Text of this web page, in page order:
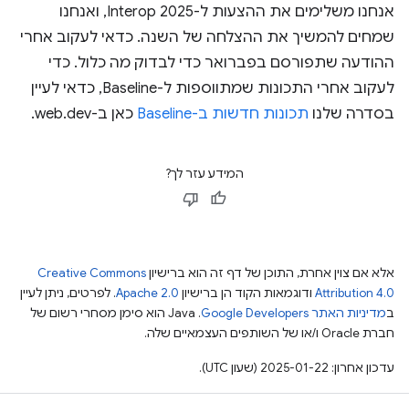
אנחנו משלימים את ההצעות ל-Interop 2025, ואנחנו
שמחים להמשיך את ההצלחה של השנה. כדאי לעקוב אחרי
ההודעה שתפורסם בפברואר כדי לבדוק מה כלול. כדי
לעקוב אחרי התכונות שמתווספות ל-Baseline, כדאי לעיין
בסדרה שלנו תכונות חדשות ב-Baseline כאן ב-web.dev.
המידע עזר לך?
אלא אם צוין אחרת, התוכן של דף זה הוא ברישיוןCreative Commons
Attribution 4.0 ודוגמאות הקוד הן ברישיון Apache 2.0. לפרטים, ניתן לעיין
במדיניות האתר Google Developers‏
.‏ Java הוא סימן מסחרי רשום של
חברת Oracle ו/או של השותפים העצמאיים שלה.
עדכון אחרון: 2025-01-22 (שעון UTC).